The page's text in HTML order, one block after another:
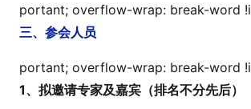
portant; overflow-wrap: break-word !i
三、参会人员
portant; overflow-wrap: break-word !i
1、拟邀请专家及嘉宾（排名不分先后）